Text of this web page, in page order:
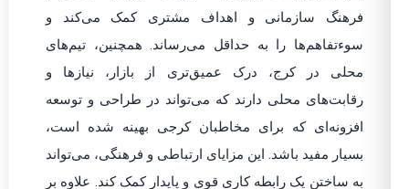
فرهنگ سازمانی و اهداف مشتری کمک می‌کند و
سوءتفاهم‌ها را به حداقل می‌رساند. همچنین، تیم‌های
محلی در کرج، درک عمیق‌تری از بازار، نیازها و
رقابت‌های محلی دارند که می‌تواند در طراحی و توسعه
افزونه‌ای که برای مخاطبان کرجی بهینه شده است،
بسیار مفید باشد. این مزایای ارتباطی و فرهنگی، می‌تواند
به ساختن یک رابطه کاری قوی و پایدار کمک کند. علاوه بر